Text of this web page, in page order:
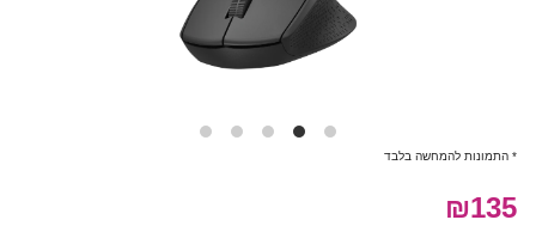
* התמונות להמחשה בלבד
₪135